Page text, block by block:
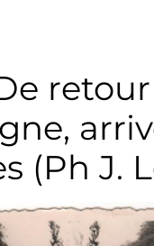
retour
(Ph J.